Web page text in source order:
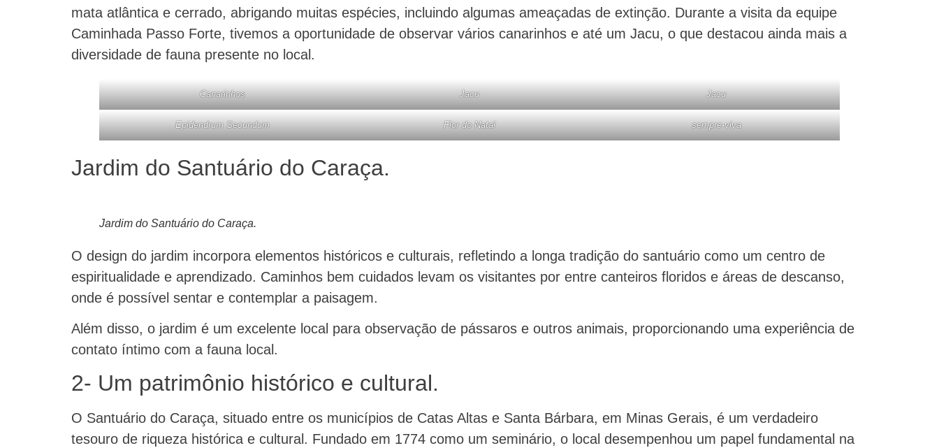
mata atlântica e cerrado, abrigando muitas espécies, incluindo algumas ameaçadas de extinção. Durante a visita da equipe
Caminhada Passo Forte, tivemos a oportunidade de observar vários canarinhos e até um Jacu, o que destacou ainda mais a
diversidade de fauna presente no local.
Canarinhos Jacu Jacu
Epidendrum Secundum Flor do Natal sempre-viva
Jardim do Santuário do Caraça.
Jardim do Santuário do Caraça.
O design do jardim incorpora elementos históricos e culturais, refletindo a longa tradição do santuário como um centro de
espiritualidade e aprendizado. Caminhos bem cuidados levam os visitantes por entre canteiros floridos e áreas de descanso,
onde é possível sentar e contemplar a paisagem.
Além disso, o jardim é um excelente local para observação de pássaros e outros animais, proporcionando uma experiência de
contato íntimo com a fauna local.
2- Um patrimônio histórico e cultural.
O Santuário do Caraça, situado entre os municípios de Catas Altas e Santa Bárbara, em Minas Gerais, é um verdadeiro
tesouro de riqueza histórica e cultural. Fundado em 1774 como um seminário, o local desempenhou um papel fundamental na